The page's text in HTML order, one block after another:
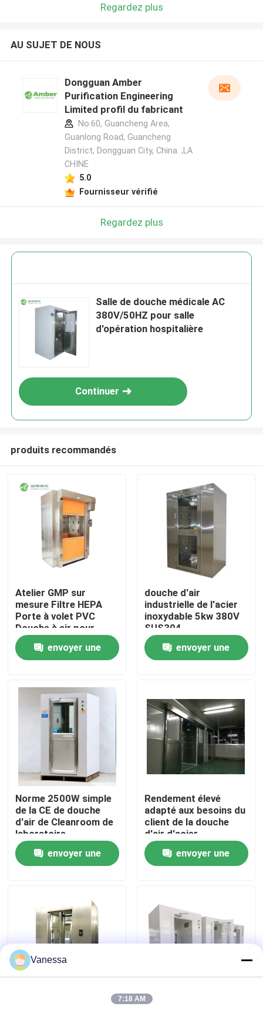
Produits
Au sujet de nous
Visite d'usine
Contrôle de qualité
Contactez-nous
Cas
Théâtre modulaire d'opération
Pièce propre modulaire
Regardez plus
AU SUJET DE NOUS
Dongguan Amber
Purification Engineering
Limited profil du fabricant
No.60, Guancheng Area,
Guanlong Road, Guancheng
District, Dongguan City, China. ,LA
CHINE
5.0
Fournisseur vérifié
Regardez plus
Salle de douche médicale AC
380V/50HZ pour salle
d'opération hospitalière
Continuer
produits recommandés
Atelier GMP sur
mesure Filtre HEPA
Porte à volet PVC
Douche à air pour
marchandises SUS201
envoyer une
douche d'air
industrielle de l'acier
inoxydable 5kw 380V
SUS304
1290*1000*2050
envoyer une
Norme 2500W simple
de la CE de douche
d'air de Cleanroom de
laboratoire
envoyer une
Rendement élevé
adapté aux besoins du
client de la douche
d'air d'acier
inoxydable de
décontamination
1100W
envoyer une
Classe 100 20m/S de
Vanessa
7:18 AM